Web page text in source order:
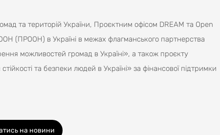
та територій України, Проєктним офісом DREAM та Open
(ПРООН) в Україні в межах флагманського партнерства
можливостей громад в Україні», а також проєкту
та безпеки людей в Україні» за фінансової підтримки
на новини